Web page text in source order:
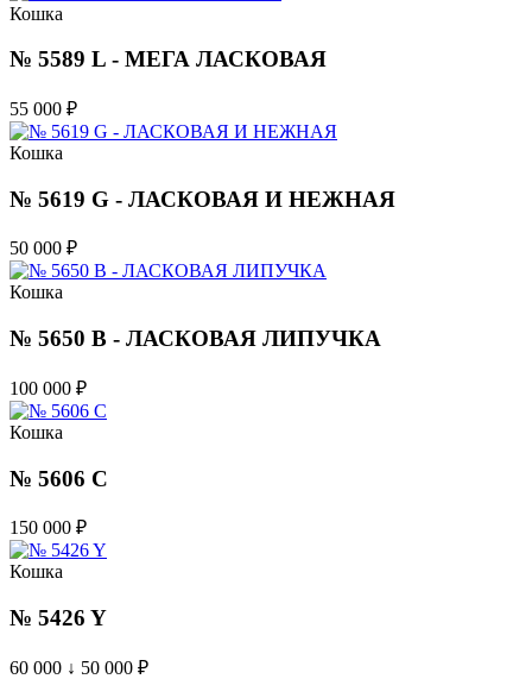
Кошка
№ 5589 L - МЕГА ЛАСКОВАЯ
55 000 ₽
Кошка
№ 5619 G - ЛАСКОВАЯ И НЕЖНАЯ
50 000 ₽
Кошка
№ 5650 B - ЛАСКОВАЯ ЛИПУЧКА
100 000 ₽
Кошка
№ 5606 C
150 000 ₽
Кошка
№ 5426 Y
60 000 ↓ 50 000 ₽